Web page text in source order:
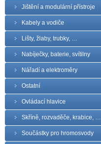
Jištění a modulární přístroje
Kabely a vodiče
Lišty, žlaby, trubky, …
Nabíječky, baterie, svítilny
Nářadí a elektroměry
Ostatní
Ovládací hlavice
Skříně, rozvaděče, krabice, …
Součástky pro hromosvody